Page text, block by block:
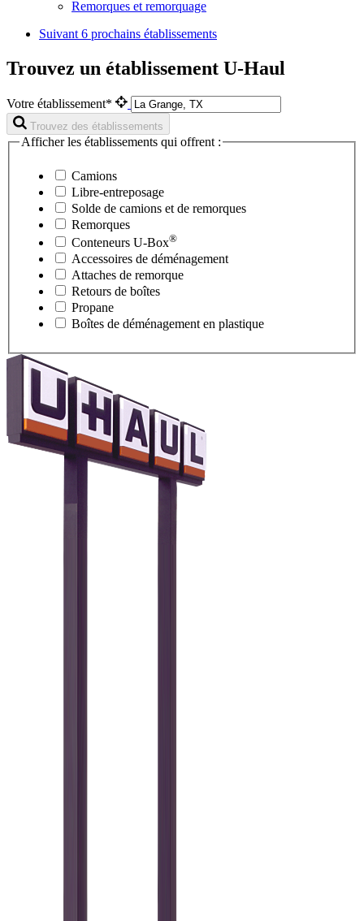
Remorques et remorquage
Suivant 6 prochains établissements
Trouvez un établissement U-Haul
Votre établissement*
Trouvez des établissements
Afficher les établissements qui offrent :
Camions
Libre-entreposage
Solde de camions et de remorques
Remorques
Conteneurs U-Box®
Accessoires de déménagement
Attaches de remorque
Retours de boîtes
Propane
Boîtes de déménagement en plastique